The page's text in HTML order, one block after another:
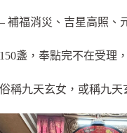
– 補福消災、吉星高照、
盞，奉點完不在受理
稱九天玄女，或稱九天